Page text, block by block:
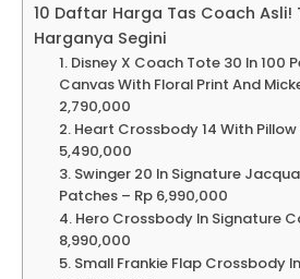
10 Daftar Harga Tas Coach
Harganya Segini
1. Disney X Coach Tote 30 In 100
Canvas With Floral Print And
2,790,000
2. Heart Crossbody 14 With
5,490,000
3. Swinger 20 In Signature
Patches – Rp 6,990,000
4. Hero Crossbody In Signature
8,990,000
5. Small Frankie Flap Crossbody